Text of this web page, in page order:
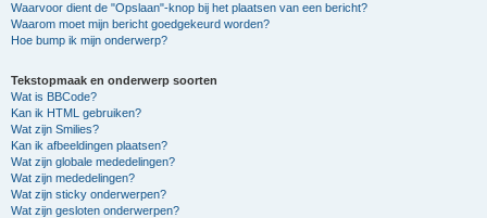
Waarvoor dient de "Opslaan"-knop bij het plaatsen van een bericht?
Waarom moet mijn bericht goedgekeurd worden?
Hoe bump ik mijn onderwerp?
Tekstopmaak en onderwerp soorten
Wat is BBCode?
Kan ik HTML gebruiken?
Wat zijn Smilies?
Kan ik afbeeldingen plaatsen?
Wat zijn globale mededelingen?
Wat zijn mededelingen?
Wat zijn sticky onderwerpen?
Wat zijn gesloten onderwerpen?